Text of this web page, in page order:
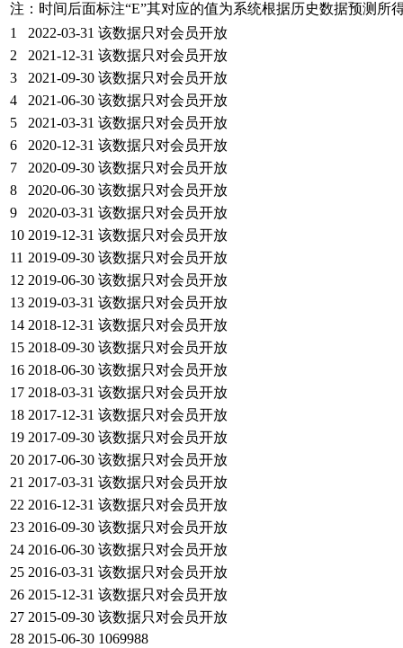
注：时间后面标注“E”其对应的值为系统根据历史数据预测所
1
2022-03-31 该数据只对会员开放
2
2021-12-31 该数据只对会员开放
3
2021-09-30 该数据只对会员开放
4
2021-06-30 该数据只对会员开放
5
2021-03-31 该数据只对会员开放
6
2020-12-31 该数据只对会员开放
7
2020-09-30 该数据只对会员开放
8
2020-06-30 该数据只对会员开放
9
2020-03-31 该数据只对会员开放
10 2019-12-31 该数据只对会员开放
11 2019-09-30 该数据只对会员开放
12 2019-06-30 该数据只对会员开放
13 2019-03-31 该数据只对会员开放
14 2018-12-31 该数据只对会员开放
15 2018-09-30 该数据只对会员开放
16 2018-06-30 该数据只对会员开放
17 2018-03-31 该数据只对会员开放
18 2017-12-31 该数据只对会员开放
19 2017-09-30 该数据只对会员开放
20 2017-06-30 该数据只对会员开放
21 2017-03-31 该数据只对会员开放
22 2016-12-31 该数据只对会员开放
23 2016-09-30 该数据只对会员开放
24 2016-06-30 该数据只对会员开放
25 2016-03-31 该数据只对会员开放
26 2015-12-31 该数据只对会员开放
27 2015-09-30 该数据只对会员开放
28 2015-06-30 1069988